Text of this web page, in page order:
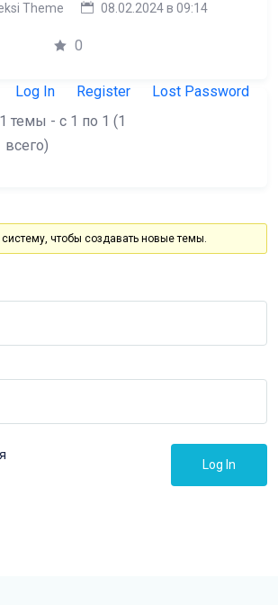
Theme 08.02.2024 в 09:14
0
Log In Register
Lost Password
темы - с 1 по 1 (1
всего)
чтобы создавать новые темы.
Log In